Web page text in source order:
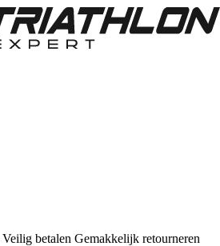
Veilig betalen Gemakkelijk retourneren